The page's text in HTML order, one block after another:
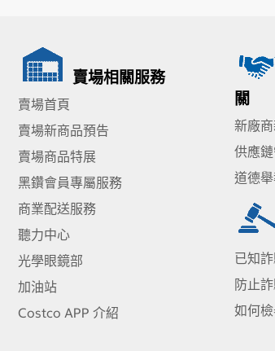
賣場相關服務
賣場首頁
賣場新商品預告
賣場商品特展
黑鑽會員專屬服務
商業配送服務
聽力中心
光學眼鏡部
加油站
Costco APP 介紹
關
新廠
供應
道德
已知
防止
如何